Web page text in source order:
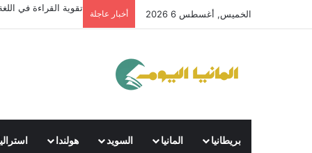
الخميس, أغسطس 6 2026 أخبار عاجلة
تقوية القراءة في
بريطانيا المانيا السويد هولندا